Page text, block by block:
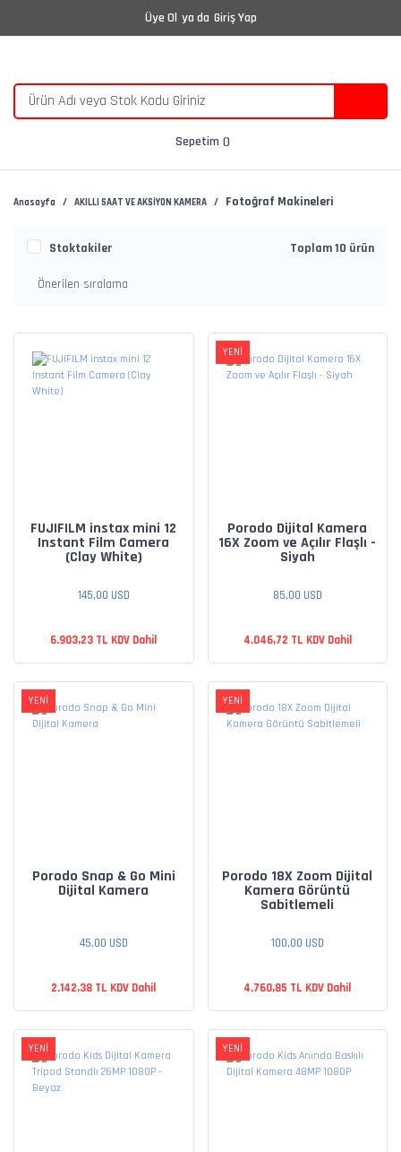
Üye Ol ya da Giriş Yap
Sepetim
Anasayfa AKILLI SAAT VE AKSİYON KAMERA Fotoğraf Makineleri
Stoktakiler Toplam 10 ürün
FUJIFILM instax mini 12
Instant Film Camera
(Clay White)
145,00 USD
6.903,23 TL KDV Dahil
YENİ
Porodo Dijital Kamera
16X Zoom ve Açılır Flaşlı -
Siyah
85,00 USD
4.046,72 TL KDV Dahil
YENİ
Porodo Snap & Go Mini
Dijital Kamera
45,00 USD
2.142,38 TL KDV Dahil
YENİ
Porodo 18X Zoom Dijital
Kamera Görüntü
Sabitlemeli
100,00 USD
4.760,85 TL KDV Dahil
YENİ YENİ